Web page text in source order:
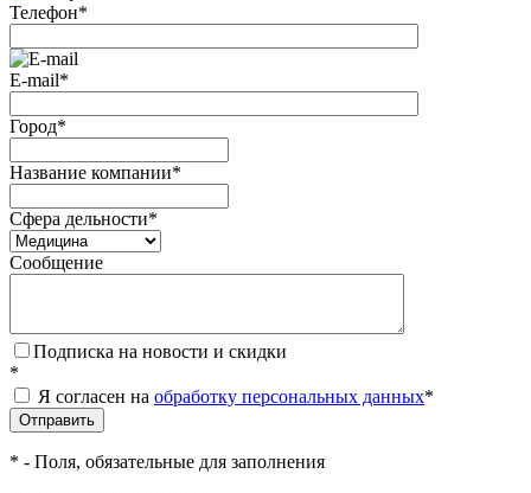
Телефон*
E-mail*
Город*
Название компании*
Сфера дельности*
Сообщение
Подписка на новости и скидки
*
Я согласен на обработку персональных данных*
* - Поля, обязательные для заполнения